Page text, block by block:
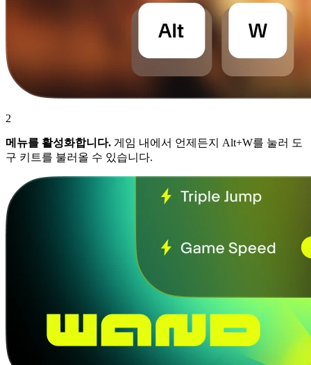
2
메뉴를 활성화합니다. 게임 내에서 언제든지 Alt+W를 눌러 도
구 키트를 불러올 수 있습니다.